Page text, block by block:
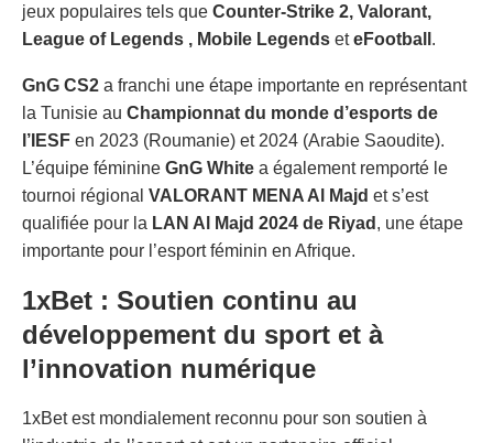
jeux populaires tels que Counter-Strike 2, Valorant,
League of Legends , Mobile Legends eteFootball .
GnG CS2 a franchi une étape importante en représentant
la Tunisie au Championnat du monde d’esports de
l’IESF en 2023 (Roumanie) et 2024 (Arabie Saoudite).
L’équipe féminine GnG White a également remporté le
tournoi régional VALORANT MENA Al Majd et s’est
qualifiée pour la LAN Al Majd 2024 de Riyad , une étape
importante pour l’esport féminin en Afrique.
1xBet : Soutien continu au
développement du sport et à
l’innovation numérique
1xBet est mondialement reconnu pour son soutien à